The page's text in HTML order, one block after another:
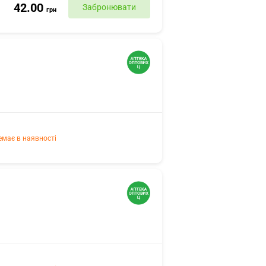
42.00 грн Забронювати
в наявності